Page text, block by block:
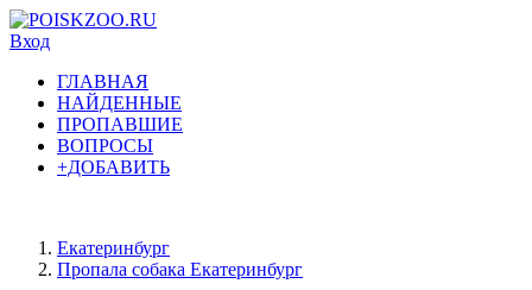
Вход
ГЛАВНАЯ
НАЙДЕННЫЕ
ПРОПАВШИЕ
ВОПРОСЫ
+ДОБАВИТЬ
Екатеринбург
Пропала собака Екатеринбург